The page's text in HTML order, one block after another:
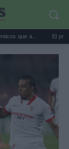
El precio de la